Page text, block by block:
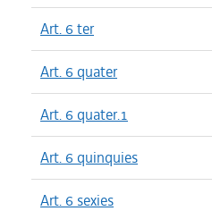
Art. 6 ter
Art. 6 quater
Art. 6 quater.1
Art. 6 quinquies
Art. 6 sexies